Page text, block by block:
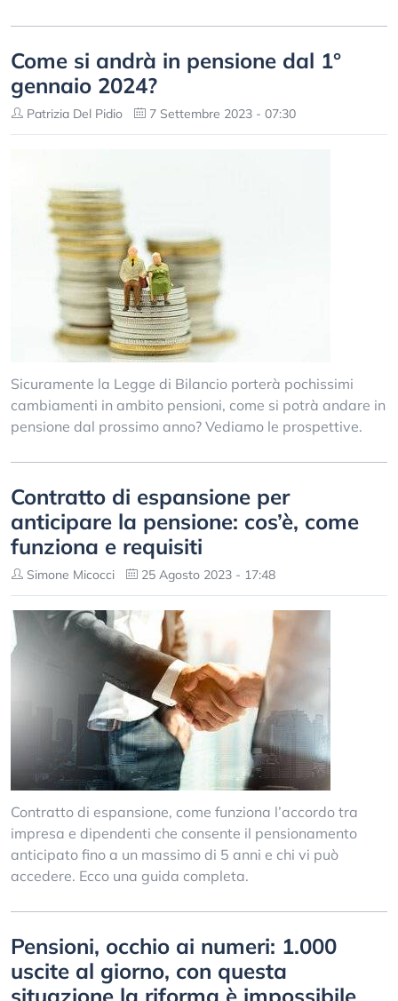
Come si andrà in pensione dal 1°
gennaio 2024?
Patrizia Del Pidio 7 Settembre 2023 - 07:30
Sicuramente la Legge di Bilancio porterà pochissimi
cambiamenti in ambito pensioni, come si potrà andare in
pensione dal prossimo anno? Vediamo le prospettive.
Contratto di espansione per
anticipare la pensione: cos’è, come
funziona e requisiti
Simone Micocci 25 Agosto 2023 - 17:48
Contratto di espansione, come funziona l’accordo tra
impresa e dipendenti che consente il pensionamento
anticipato fino a un massimo di 5 anni e chi vi può
accedere. Ecco una guida completa.
Pensioni, occhio ai numeri: 1.000
uscite al giorno, con questa
situazione la riforma è impossibile